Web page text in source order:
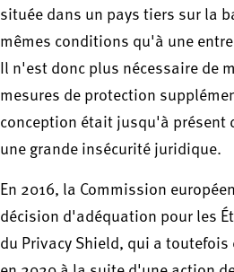
située dans un pays tiers sur la
mêmes conditions qu'à une
Il n'est donc plus nécessaire de
mesures de protection
conception était jusqu'à présent
une grande insécurité juridique.
En 2016, la Commission
décision d'adéquation pour les
du Privacy Shield, qui a toutefois